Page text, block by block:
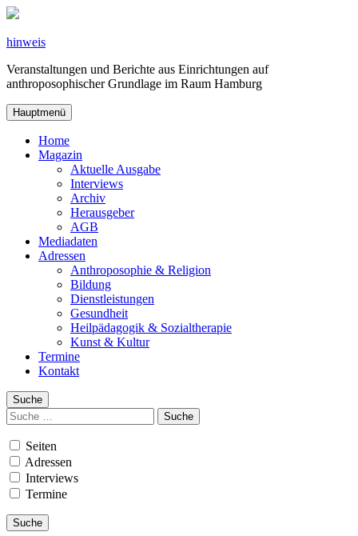
Zum
springen
hinweis
Veranstaltungen und Berichte aus Einrichtungen auf
anthroposophischer Grundlage im Raum Hamburg
Hauptmenü
Home
Magazin
Aktuelle Ausgabe
Interviews
Archiv
Herausgeber
AGB
Mediadaten
Adressen
Anthroposophie & Religion
Bildung
Dienstleistungen
Gesundheit
Heilpädagogik & Sozialtherapie
Kunst & Kultur
Termine
Kontakt
Suche
Suchen
nach:
Seiten
Adressen
Interviews
Termine